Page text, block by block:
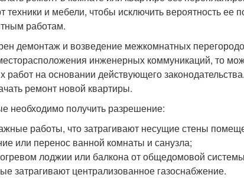
техники и мебели, чтобы исключить вероятность ее
работам.
демонтаж и возведение межкомнатных
инженерных коммуникаций, то
на основании действующего
ремонт новой квартиры.
необходимо получить разрешение:
работы, что затрагивают несущие стены
или перенос ванной комнаты и санузла;
лоджии или балкона от общедомовой
затрагивают централизованное газоснабжение.